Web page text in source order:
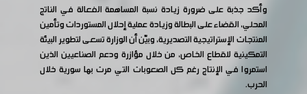
وأكد جذبة على ضرورة زيادة نسبة المساهمة الفعالة في الناتج
المحلي، القضاء على البطالة وزيادة عملية إحلال المستوردات وتأمين
المنتجات الإستراتيجية التصديرية، وبيّن أن الوزارة تسعى لتطوير البيئة
التمكينية للقطاع الخاص، من خلال مؤازرة ودعم الصناعيين الذين
استمروا في الإنتاج رغم كل الصعوبات التي مرت بها سورية خلال
الحرب.